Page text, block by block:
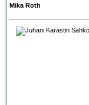
Mika Roth